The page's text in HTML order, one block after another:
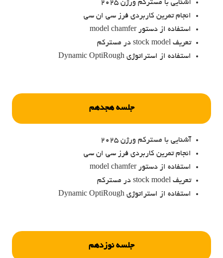
آشنایی با مسترکم ورژن 2025
انجام تمرین کاربردی فرز سی ان سی
استفاده از دستور model chamfer
تعریف stock model در مسترکم
استفاده از استراتوژی Dynamic OptiRough
جلسه هجدهم
آشنایی با مسترکم ورژن 2025
انجام تمرین کاربردی فرز سی ان سی
استفاده از دستور model chamfer
تعریف stock model در مسترکم
استفاده از استراتوژی Dynamic OptiRough
جلسه نوزدهم